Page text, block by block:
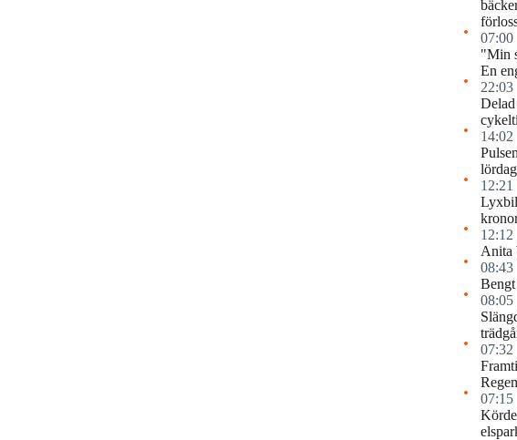
07:00
"Min
En
22:03
14:02
12:21
12:12
Anita
08:43
08:05
07:32
07:15